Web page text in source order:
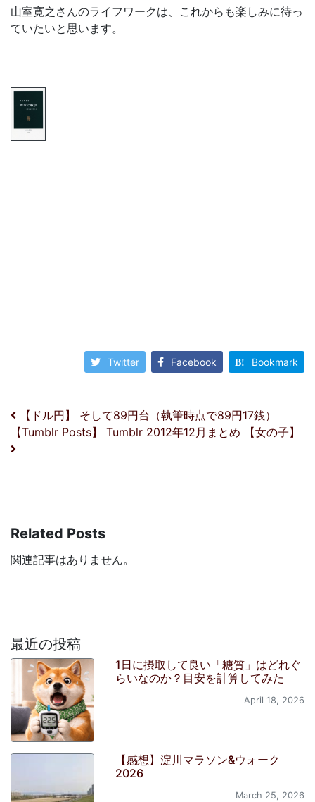
山室寛之さんのライフワークは、これからも楽しみに待っ
ていたいと思います。
Twitter Facebook Bookmark
投稿ナビゲーション
【ドル円】 そして89円台（執筆時点で89円17銭）
【Tumblr Posts】 Tumblr 2012年12月まとめ 【女の子】
Related Posts
関連記事はありません。
最近の投稿
1日に摂取して良い「糖質」はどれぐ
らいなのか？目安を計算してみた
April 18, 2026
【感想】淀川マラソン&ウォーク
2026
March 25, 2026